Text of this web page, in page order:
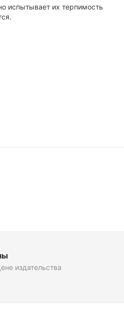
испытывает их терпимость
издательства